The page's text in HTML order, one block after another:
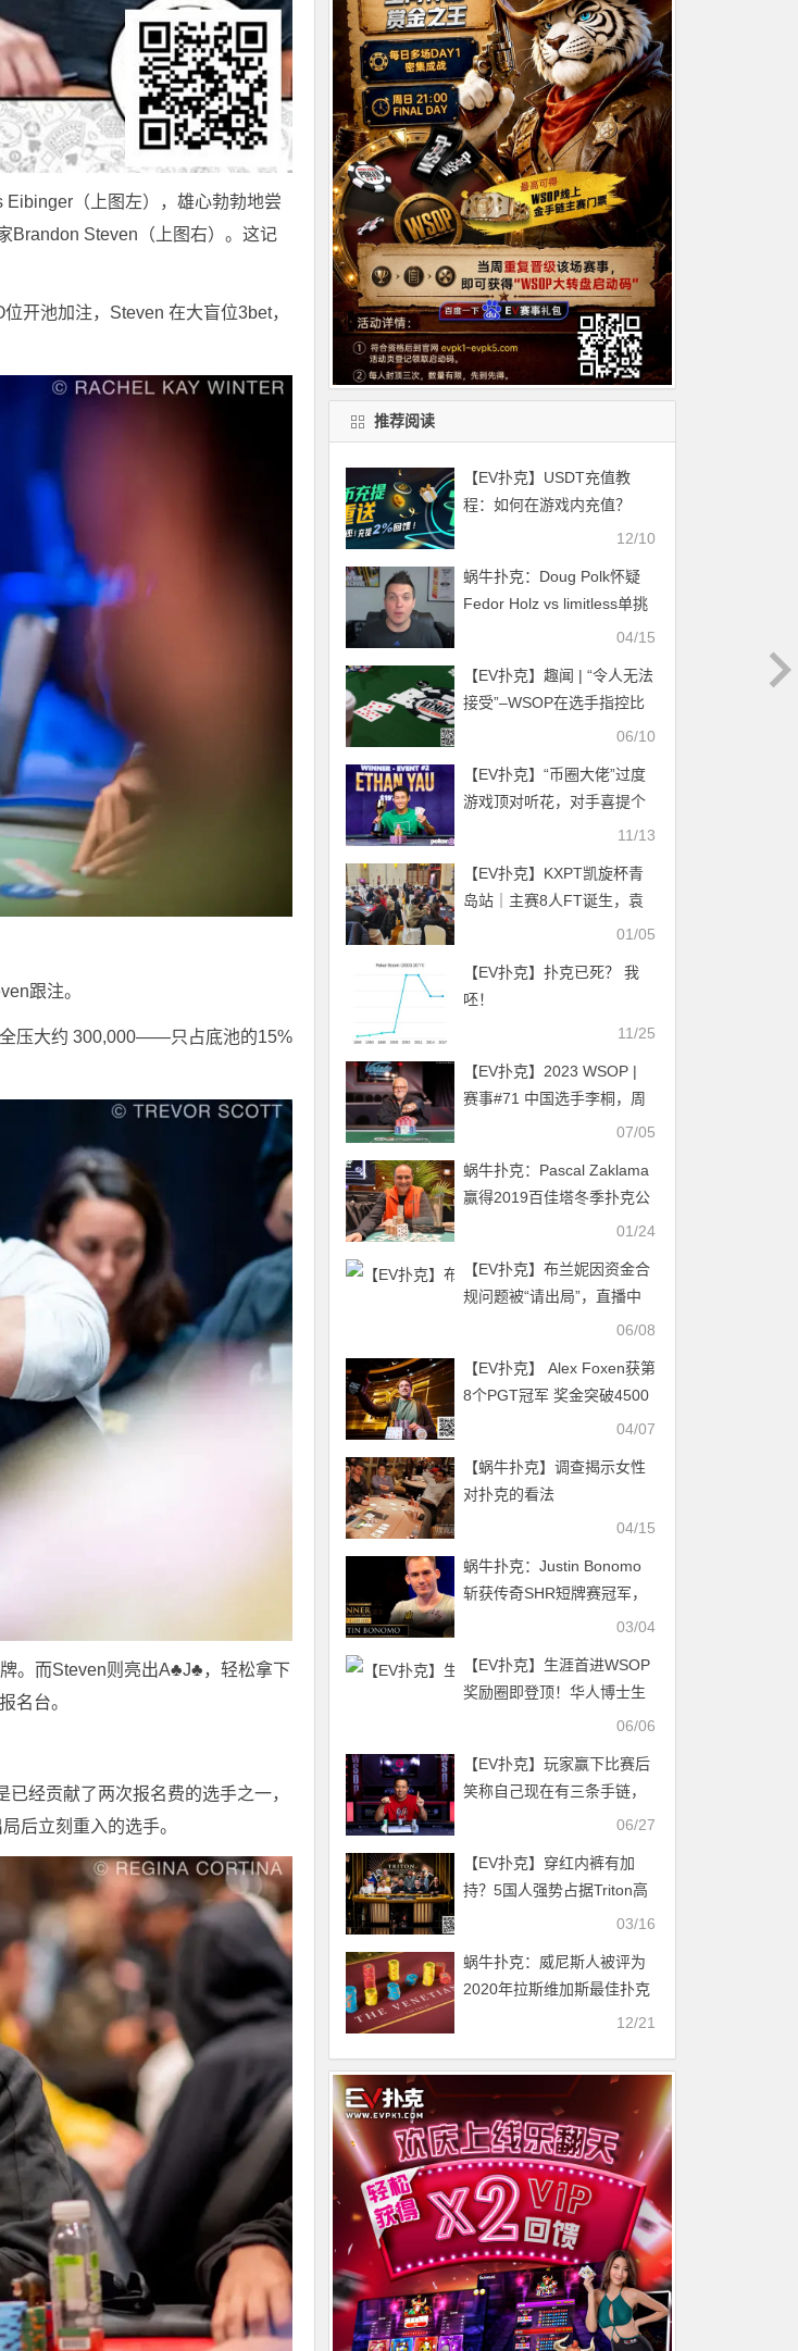
（上图左），雄心勃勃地尝
Brandon Steven（上图右）。这记
开池加注，Steven 在大盲位3bet，
跟注。
压大约 300,000——只占底池的15%
。而Steven则亮出A♣J♣，轻松拿下
名台。
经贡献了两次报名费的选手之一，
后立刻重入的选手。
推荐阅读
【EV扑克】USDT充值教
程：如何在游戏内充值？
12/10
蜗牛扑克：Doug Polk怀疑
Fedor Holz vs limitless单挑
04/15
【EV扑克】趣闻 | “令人无法
接受”–WSOP在选手指控比
赛中有标记牌后展开调查06/10
【EV扑克】“币圈大佬”过度
游戏顶对听花，对手喜提个
11/13
【EV扑克】KXPT凯旋杯青
岛站｜主赛8人FT诞生，袁
涛无缘决赛桌，刘宇潇662
01/05
【EV扑克】扑克已死？ 我
呸！
11/25
【EV扑克】2023 WSOP |
赛事#71 中国选手李桐，周
全和Ren Lin顺利晋级下一轮
07/05
蜗牛扑克：Pascal Zaklama
赢得2019百佳塔冬季扑克公
01/24
【EV扑克】布兰妮因资金合
规问题被“请出局”，直播中
06/08
【EV扑克】 Alex Foxen获第
8个PGT冠军 奖金突破4500
04/07
【蜗牛扑克】调查揭示女性
对扑克的看法
04/15
蜗牛扑克：Justin Bonomo
斩获传奇SHR短牌赛冠军，
03/04
【EV扑克】生涯首进WSOP
奖励圈即登顶！华人博士生
Honghao Zhang斩获$1500
06/06
【EV扑克】玩家赢下比赛后
笑称自己现在有三条手链，
06/27
【EV扑克】穿红内裤有加
持？5国人强势占据Triton高
额决赛桌！Elton Tsang夺生
03/16
蜗牛扑克：威尼斯人被评为
2020年拉斯维加斯最佳扑克
12/21